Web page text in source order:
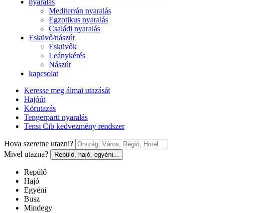
nyaralás
Mediterrán nyaralás
Egzotikus nyaralás
Családi nyaralás
Esküvő/nászút
Esküvők
Leánykérés
Nászút
kapcsolat
Keresse meg álmai utazását
Hajóút
Körutazás
Tengerparti nyaralás
Tensi Cib kedvezmény rendszer
Hova szeretne utazni?
Mivel utazna?
Repülő, hajó, egyéni...
Repülő
Hajó
Egyéni
Busz
Mindegy